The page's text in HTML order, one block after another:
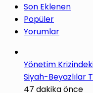
Son Eklenen
Popüler
Yorumlar
Yönetim
Siyah-Beyazlılar
47 dakika önce